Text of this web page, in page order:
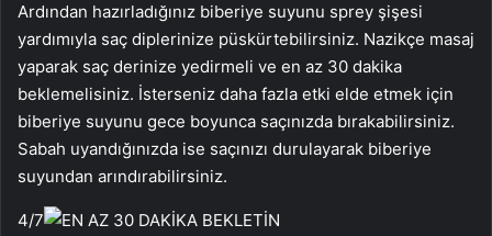
Ardından hazırladığınız biberiye suyunu sprey şişesi
yardımıyla saç diplerinize püskürtebilirsiniz. Nazikçe masaj
yaparak saç derinize yedirmeli ve en az 30 dakika
beklemelisiniz. İsterseniz daha fazla etki elde etmek için
biberiye suyunu gece boyunca saçınızda bırakabilirsiniz.
Sabah uyandığınızda ise saçınızı durulayarak biberiye
suyundan arındırabilirsiniz.
4/7